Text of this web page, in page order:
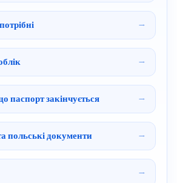
паспорт закінчується
польські документи